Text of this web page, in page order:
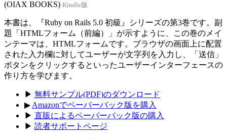
(OIAX BOOKS) Kindle版
本書は、『Ruby on Rails 5.0 初級』シリーズの第3巻です。副
題「HTMLフォーム（前編）」が示すように、この巻のメイ
ンテーマは、HTMLフォームです。ブラウザの画面上に配置
された入力欄に対してユーザーが文字列を入力し、「送信」
ボタンをクリックするといったユーザーインターフェースの
作り方を学びます。
▶ 無料サンプル(PDF)のダウンロード
▶ Amazonでペーパーバック版を購入
▶ 直販によるペーパーバック版の購入
▶ 読者サポートページ